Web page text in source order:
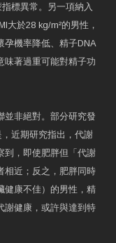
標異常。另一項納入
大於28 kg/m²的男性，
孕機率降低、精子DNA
味著過重可能對精子功
並非絕對。部分研究發
近期研究指出，代謝
到，即使肥胖但「代謝
相近；反之，肥胖同時
健康不佳）的男性，精
謝健康，或許與達到特